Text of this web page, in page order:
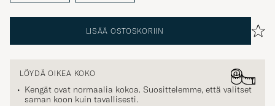
LISÄÄ OSTOSKORIIN
LÖYDÄ OIKEA KOKO
Kengät ovat normaalia kokoa. Suosittelemme, että valitset
saman koon kuin tavallisesti.